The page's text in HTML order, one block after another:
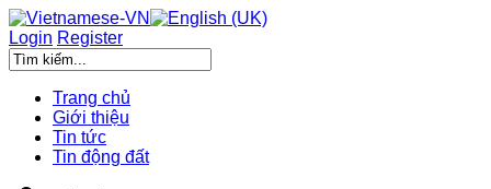
Login Register
Trang chủ
Giới thiệu
Tin tức
Tin động đất